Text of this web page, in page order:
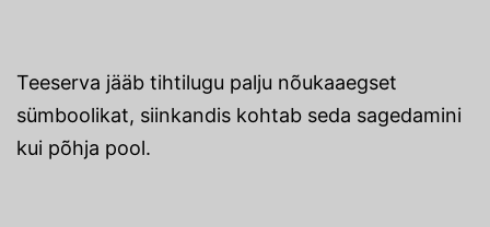
Teeserva jääb tihtilugu palju nõukaaegset
sümboolikat, siinkandis kohtab seda sagedamini
kui põhja pool.